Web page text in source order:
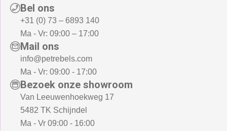
Bel ons
+31 (0) 73 – 6893 140
Ma - Vr: 09:00 – 17:00
Mail ons
info@petrebels.com
Ma - Vr: 09:00 - 17:00
Bezoek onze showroom
Van Leeuwenhoekweg 17
5482 TK Schijndel
Ma - Vr 09:00 - 16:00